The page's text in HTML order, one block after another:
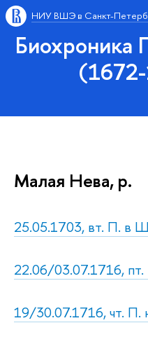
НИУ ВШЭ в Санкт-
Биохроника
Малая Нева, р.
25.05.1703, вт. П. в
22.06/03.07.1716,
19/30.07.1716, чт. П.